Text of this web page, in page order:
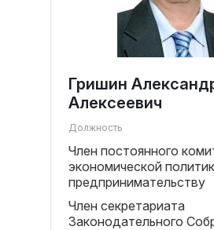
Гришин
Алексеевич
Должность
Член постоянного
экономической
предпринимательству
Член секретариата
Законодательного